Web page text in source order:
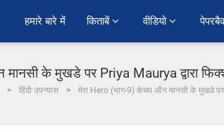
हमारे बारे में किताबें वीडियो
के मुखडे पर Priya Maurya द्वारा
हिंदी उपन्यास मेरा Hero (भाग-9) केचप ऑन मानसी के मुखडे पर